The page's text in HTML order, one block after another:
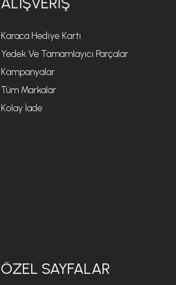
Karaca Hediye Kartı
Yedek Ve Tamamlayıcı Parçalar
Kampanyalar
Tüm Markalar
Kolay İade
ÖZEL SAYFALAR